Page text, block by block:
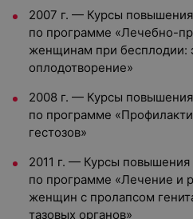
2007 г. — Курсы
по программе «Лечебно-
женщинам при бесплодии:
оплодотворение»
2008 г. — Курсы
по программе
гестозов»
2011 г. — Курсы повышения
по программе «Лечение и
женщин с пролапсом
тазовых органов»